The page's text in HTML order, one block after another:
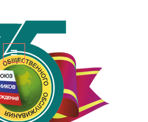
Республиканская
общероссийского
работников
и общественного
РФ